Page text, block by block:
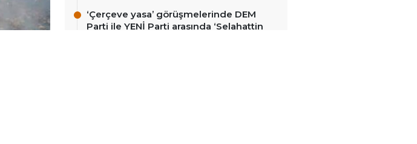
‘Çerçeve yasa’ görüşmelerinde DEM
Parti ile YENİ Parti arasında ‘Selahattin